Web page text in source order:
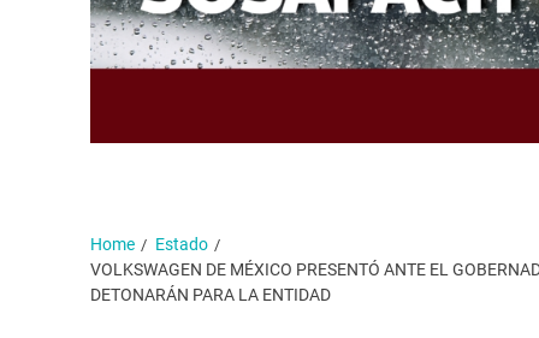
Home
Estado
VOLKSWAGEN DE MÉXICO PRESENTÓ ANTE EL
DETONARÁN PARA LA ENTIDAD